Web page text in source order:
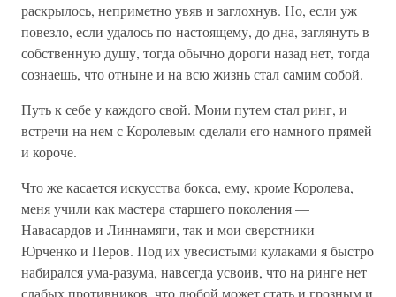
раскрылось, неприметно увяв и заглохнув. Но, если уж
повезло, если удалось по-настоящему, до дна, заглянуть в
собственную душу, тогда обычно дороги назад нет, тогда
сознаешь, что отныне и на всю жизнь стал самим собой.
Путь к себе у каждого свой. Моим путем стал ринг, и
встречи на нем с Королевым сделали его намного прямей
и короче.
Что же касается искусства бокса, ему, кроме Королева,
меня учили как мастера старшего поколения —
Навасардов и Линнамяги, так и мои сверстники —
Юрченко и Перов. Под их увесистыми кулаками я быстро
набирался ума-разума, навсегда усвоив, что на ринге нет
слабых противников, что любой может стать и грозным и